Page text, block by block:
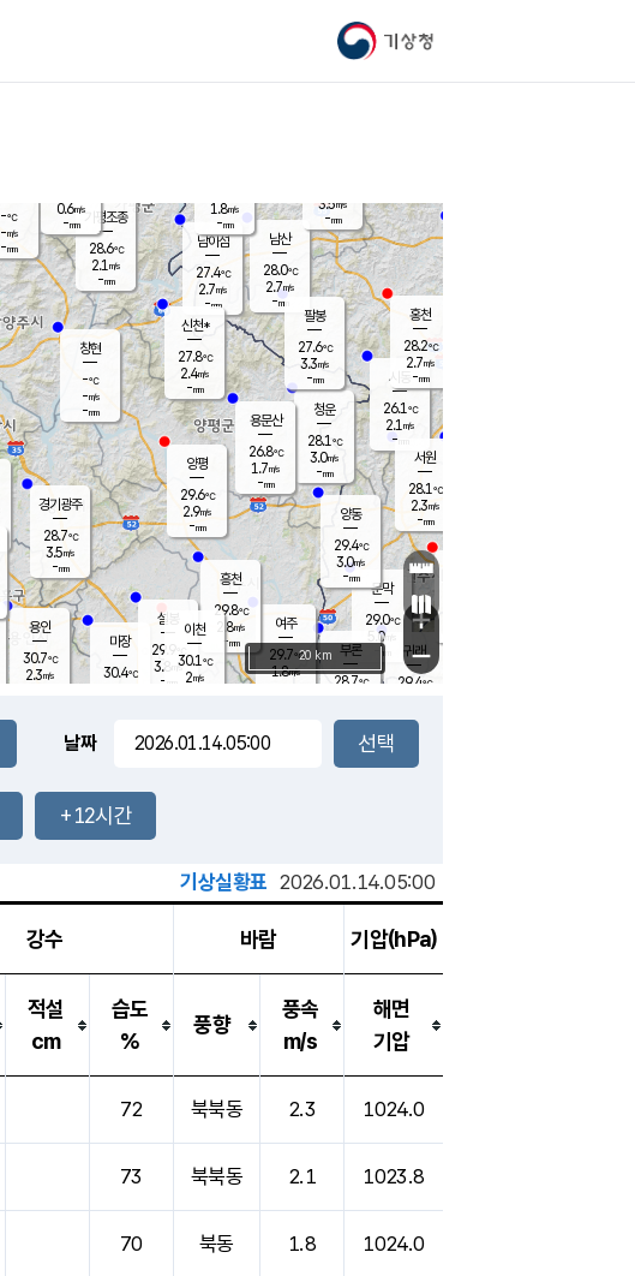
기상청
문막
29.0℃
5.0m/s
mm
남이섬
27.4℃
2.7m/s
-mm
부론
28.7℃
남산
28.0℃
2.7m/s
-mm
-mm
청운
28.1℃
3.0m/s
-mm
팔봉
27.6℃
3.3m/s
-mm
용인
30.7℃
2.3m/s
여주
29.7℃
1.8m/s
양동
29.4℃
3.0m/s
-mm
경기광주
28.7℃
3.5m/s
-mm
장호원
1.8m/s
-mm
가평조종
28.6℃
2.1 m/s
-mm
-℃
-m/s
-mm
신천*
27.8℃
2.4m/s
-mm
창현
-℃
-m/s
-mm
0.6m/s
-mm
흥천
29.8℃
2.8m/s
-mm
마장
30.4℃
설봉
29.9
3.8 m/s
- mm
시동
26.1℃
2.1 m/s
- mm
귀래
29.4℃
서원
28.1℃
2.3m/s
-mm
용문산
26.8℃
1.7m/s
-mm
홍천
28.2℃
2.7m/s
-mm
이천
30.1℃
2m/s
양평
29.6℃
2.9m/s
-mm
3.5m/s
-mm
+
−
20 km
날짜
+12시간
기상실황표 2026.01.14.05:00
강수 바람 기압(hPa)
적설
cm
습도
%
풍향
풍속
m/s
해면
기압
72 북북동 2.3 1024.0
73 북북동 2.1 1023.8
70 북동 1.8 1024.0